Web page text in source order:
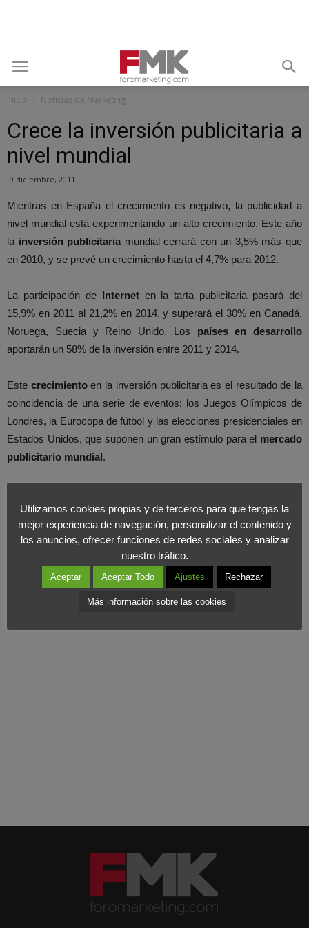
Inicio Noticias de Marketing
Crece la inversión publicitaria a
nivel mundial
9 diciembre, 2011
Mientras en España el crecimiento es negativo, la publicidad a
nivel mundial está experimentando un alto crecimiento. Este año
la inversión publicitaria mundial cerrará con un 3,5% más que
en 2010, y se prevé un crecimiento hasta el 4,7% para 2012.
La participación de Interneten la tarta publicitaria pasará del
15,9% en 2011 al 21,2% en 2014, y superará el 30% en Canadá,
Noruega, Suecia y Reino Unido. Los países en desarrollo
aportarán un 58% de la inversión entre 2011 y 2014.
Este crecimientoen la inversión publicitaria es el resultado de la
coincidencia de una serie de eventos: los Juegos Olímpicos de
Londres, la Eurocopa de fútbol y las elecciones presidenciales en
Estados Unidos, que suponen un gran estímulo para el mercado
publicitario mundial.
que despunta la inversión publicitaria en Internet en los países
emergentes. Las cifras confirman que el sector publicitario está
en auge a nivel mundial, pero en España está pasando por una
profunda crisis de la que hay que salir con una mayor inversión
en Marketing.
Utilizamos cookies propias y de terceros para que tengas la
mejor experiencia de navegación, personalizar el contenido y
los anuncios, ofrecer funciones de redes sociales y analizar
nuestro tráfico.
Aceptar Aceptar Todo Ajustes Rechazar
Más información sobre las cookies